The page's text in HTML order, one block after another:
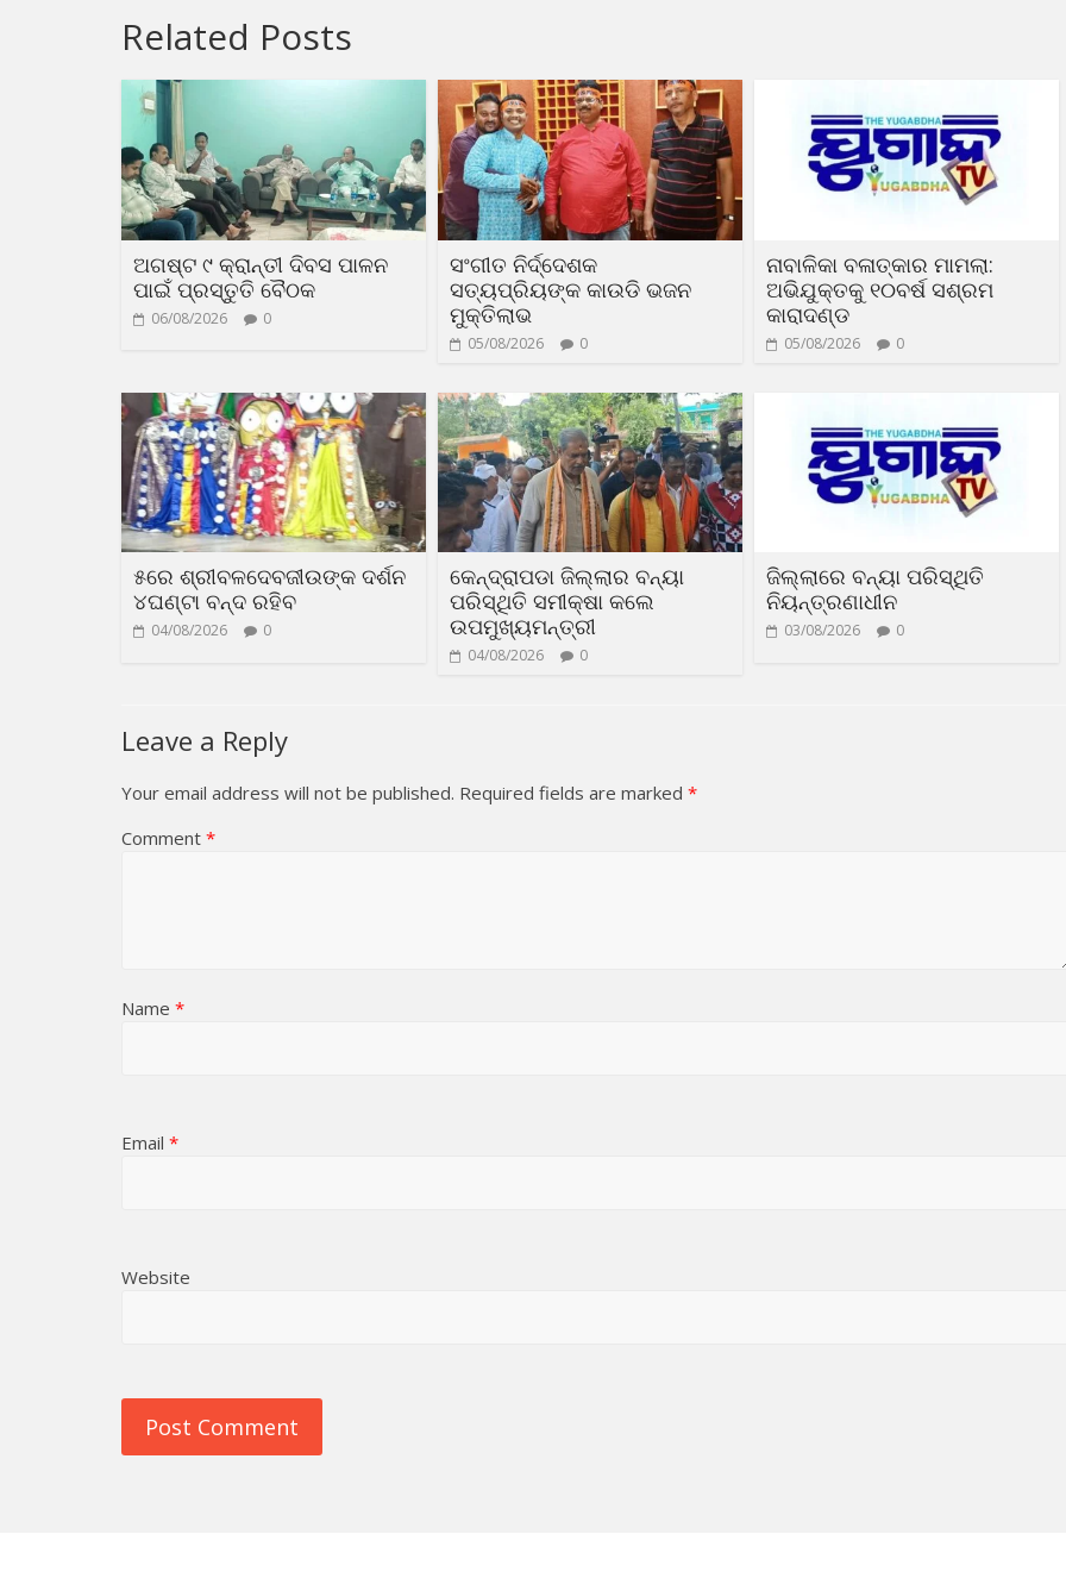
Related Posts
ଅଗଷ୍ଟ ୯ କ୍ରାନ୍ତୀ ଦିବସ ପାଳନ
ପାଇଁ ପ୍ରସ୍ତୁତି ବୈଠକ
06/08/2026 0
ସଂଗୀତ ନିର୍ଦ୍ଦେଶକ
ସତ୍ୟପ୍ରିୟଙ୍କ କାଉଡି ଭଜନ
ମୁକ୍ତିଲାଭ
05/08/2026 0
ନାବାଳିକା ବଳାତ୍କାର ମାମଲା:
ଅଭିଯୁକ୍ତକୁ ୧୦ବର୍ଷ ସଶ୍ରମ
କାରାଦଣ୍ଡ
05/08/2026 0
୫ରେ ଶ୍ରୀବଳଦେବଜୀଉଙ୍କ ଦର୍ଶନ
୪ଘଣ୍ଟା ବନ୍ଦ ରହିବ
04/08/2026 0
କେନ୍ଦ୍ରାପଡା ଜିଲ୍ଲାର ବନ୍ୟା
ପରିସ୍ଥିତି ସମୀକ୍ଷା କଲେ
ଉପମୁଖ୍ୟମନ୍ତ୍ରୀ
04/08/2026 0
ଜିଲ୍ଲାରେ ବନ୍ୟା ପରିସ୍ଥିତି
ନିୟନ୍ତ୍ରଣାଧୀନ
03/08/2026 0
Leave a Reply
Your email address will not be published. Required fields are marked *
Comment *
Name *
Email *
Website